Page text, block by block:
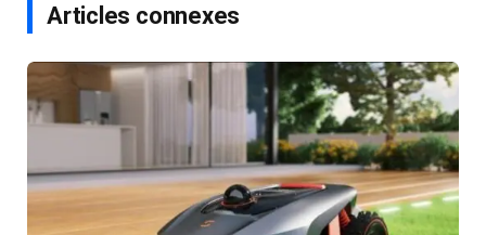
Articles connexes